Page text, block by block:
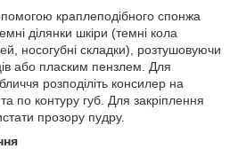
краплеподібного спонжа
ділянки шкіри (темні кола
носогубні складки), розтушовуючи
або пласким пензлем. Для
розподіліть консилер на
по контуру губ. Для закріплення
прозору пудру.